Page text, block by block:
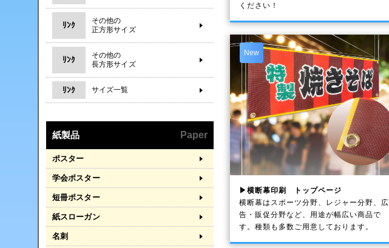
ください！
New
▶横断幕印刷 トップページ
横断幕はスポーツ分野、レジャー分野、広
告・販促分野など、用途が幅広い商品で
す。種類も多数ご用意しております。
ﾘﾝｸ
その他の
正方形サイズ
ﾘﾝｸ
その他の
長方形サイズ
ﾘﾝｸ サイズ一覧
紙製品 Paper
ポスター
学会ポスター
短冊ポスター
紙スローガン
名刺